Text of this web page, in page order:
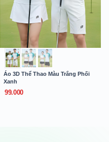
Áo 3D Thể Thao Màu Trắng Phối
Xanh
99.000